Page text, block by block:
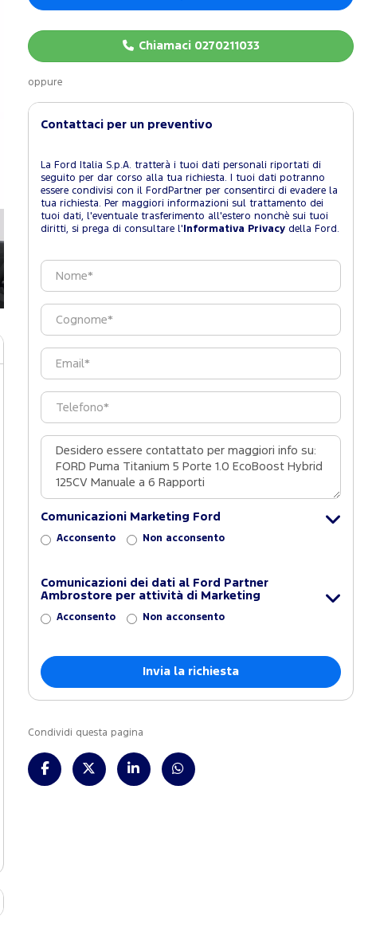
Chiamaci 0270211033
oppure
Contattaci per un preventivo
La Ford Italia S.p.A. tratterà i tuoi dati personali riportati di
seguito per dar corso alla tua richiesta. I tuoi dati potranno
essere condivisi con il FordPartner per consentirci di evadere la
tua richiesta. Per maggiori informazioni sul trattamento dei
tuoi dati, l'eventuale trasferimento all'estero nonchè sui tuoi
diritti, si prega di consultare l' Informativa Privacydella Ford.
Comunicazioni Marketing Ford
Acconsento Non acconsento
Comunicazioni dei dati al Ford Partner
Ambrostore per attività di Marketing
Acconsento Non acconsento
Condividi questa pagina